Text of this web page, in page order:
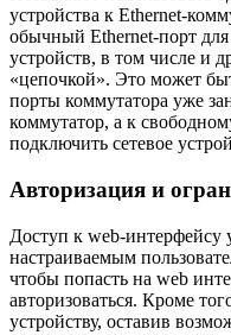
устройства к Ethernet-
обычный Ethernet-порт
устройств, в том числе и
«цепочкой». Это может
порты коммутатора уже
коммутатор, а к
подключить сетевое
Авторизация и
Доступ к web-интерфейсу
настраиваемым
чтобы попасть на web
авторизоваться. Кроме
устройству, оставив